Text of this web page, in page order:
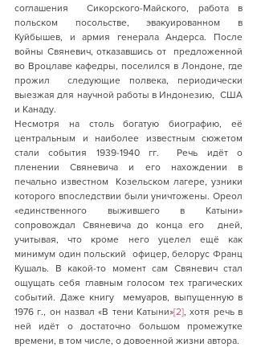
соглашения  Сикорского-Майского, работа в
польском посольстве, эвакуированном в
Куйбышев, и армия генерала Андерса. После
войны Свяневич, отказавшись от  предложенной
во Вроцлаве кафедры, поселился в Лондоне, где
прожил  следующие полвека, периодически
выезжая для научной работы в Индонезию,  США
и Канаду.
Несмотря на столь богатую биографию, её
центральным и наиболее известным сюжетом
стали события 1939-1940 гг.  Речь идёт о
пленении Свяневича и его нахождении в
печально известном  Козельском лагере, узники
которого впоследствии были уничтожены. Ореол
«единственного выжившего в Катыни»
сопровождал Свяневича до конца его  дней,
учитывая, что кроме него уцелел ещё как
минимум один польский  офицер, белорус Франц
Кушаль. В какой-то момент сам Свяневич стал
ощущать себя главным голосом тех трагических
событий. Даже книгу  мемуаров, выпущенную в
1976 г., он назвал «В тени Катыни»[2], хотя речь в
ней идёт о достаточно большом промежутке
времени, в том числе, о довоенной жизни автора.